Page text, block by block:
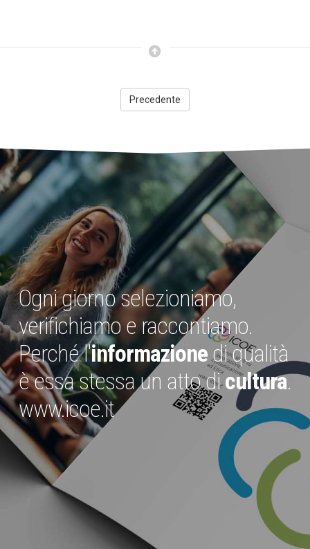
Precedente
Ogni giorno selezioniamo,
verifichiamo e raccontiamo.
Perché l'informazionedi qualità
è essa stessa un atto dicultura.
www.icoe.it